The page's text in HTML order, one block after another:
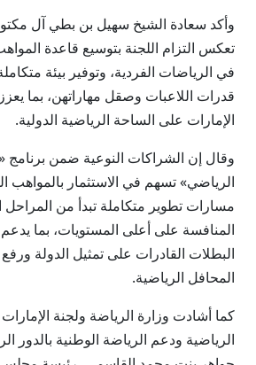
وأكد سعادة الشيخ سهيل بن بطي آل
تعكس التزام اللجنة بتوسيع قاعدة
في الرياضات الفردية، وتوفير بيئة
قدرات اللاعبات وصقل مهاراتهن، بما
الإمارات على الساحة الرياضية الدولية.
وقال إن الشراكات النوعية ضمن برنامج
الرياضي» تسهم في الاستثمار بالمواهب
مسارات تطوير متكاملة تبدأ من المراحل
المنافسة على أعلى المستويات، بما
البطلات القادرات على تمثيل الدولة
المحافل الرياضية.
كما أشادت وزارة الرياضة ولجنة
الرياضية ودعم الرياضة الوطنية بالدور